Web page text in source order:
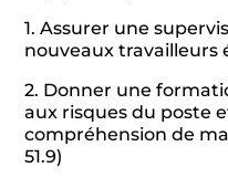
1. Assurer une
nouveaux travailleurs
2. Donner une
aux risques du poste
compréhension de
51.9)